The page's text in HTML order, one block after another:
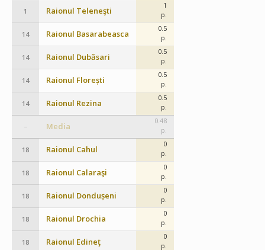
1 Raionul Teleneşti
1
p.
14 Raionul Basarabeasca
0.5
p.
14 Raionul Dubăsari
0.5
p.
14 Raionul Florești
0.5
p.
14 Raionul Rezina
0.5
p.
– Media
0.48
p.
18 Raionul Cahul
0
p.
18 Raionul Calaraşi
0
p.
18 Raionul Dondușeni
0
p.
18 Raionul Drochia
0
p.
18 Raionul Edineţ
0
p.